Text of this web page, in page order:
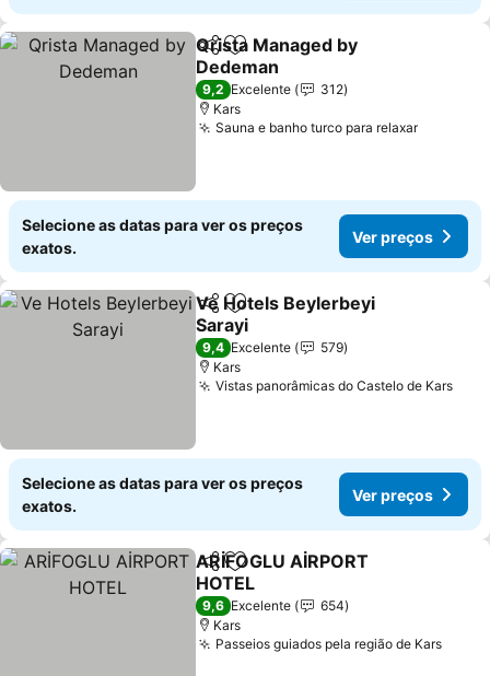
PartilharAdicionar aos favoritos
Qrista Managed by
Dedeman
9,2 Excelente
312
Kars
Sauna e banho turco para relaxar
Selecione as datas para ver os preços
exatos.
Ver preços
PartilharAdicionar aos favoritos
Ve Hotels Beylerbeyi
Sarayi
9,4 Excelente
579
Kars
Vistas panorâmicas do Castelo de Kars
Selecione as datas para ver os preços
exatos.
Ver preços
PartilharAdicionar aos favoritos
ARİFOGLU AİRPORT
HOTEL
9,6 Excelente
654
Kars
Passeios guiados pela região de Kars